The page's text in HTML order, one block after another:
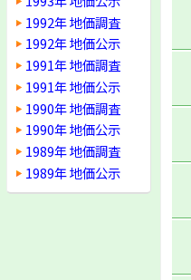
1992年 地価調査
1992年 地価公示
1991年 地価調査
1991年 地価公示
1990年 地価調査
1990年 地価公示
1989年 地価調査
1989年 地価公示